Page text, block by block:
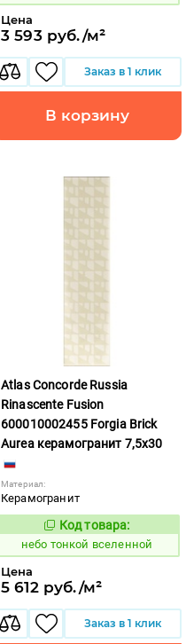
Цена
3 593 руб./м²
Заказ в 1 клик
В корзину
Atlas Concorde Russia
Rinascente Fusion
600010002455 Forgia Brick
Aurea керамогранит 7,5x30
Материал:
Керамогранит
1122138
Код товара:
небо тонкой вселенной
Цена
5 612 руб./м²
Заказ в 1 клик